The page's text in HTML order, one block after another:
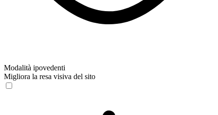
Modalità ipovedenti
Migliora la resa visiva del sito